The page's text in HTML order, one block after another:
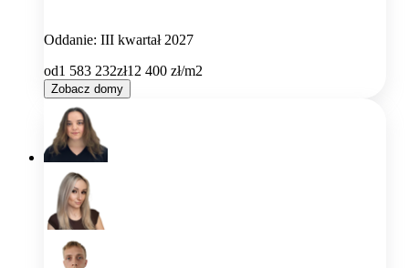
Oddanie: III kwartał 2027
od1 583 232zł12 400 zł/m2
Zobacz domy